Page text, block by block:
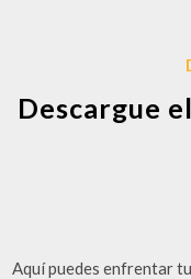
Descargue
Aquí puedes enfrentar